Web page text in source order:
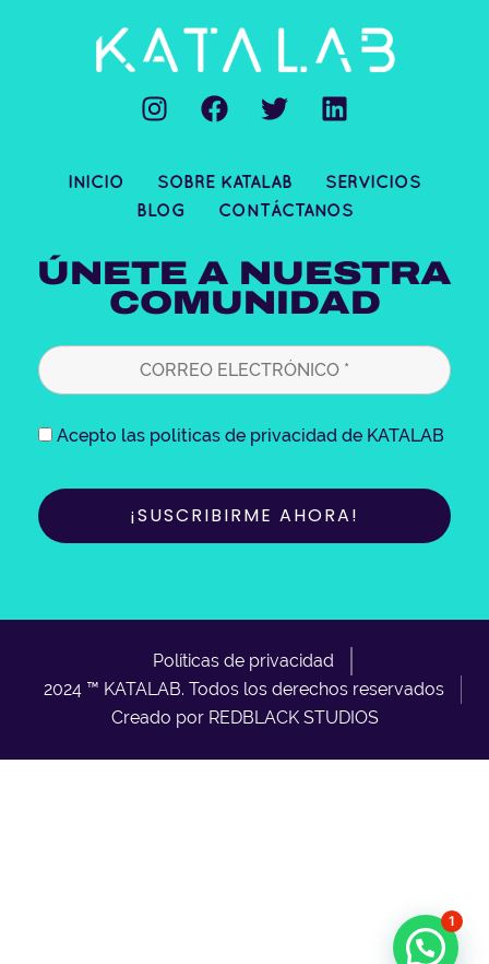
I
n
t
a
r
a
m
F
a
e
b
o
k
T
w
t
t
r
L
i
k
e
i
n
INICIO SOBRE KATALAB
SERVICIOS
BLOG
CONTÁCTANOS
ÚNETE A NUESTRA
COMUNIDAD
Acepto las politicas de privacidad de KATALAB
Políticas de privacidad
2024 ™ KATALAB. Todos los derechos reservados
Creado por REDBLACK STUDIOS
1